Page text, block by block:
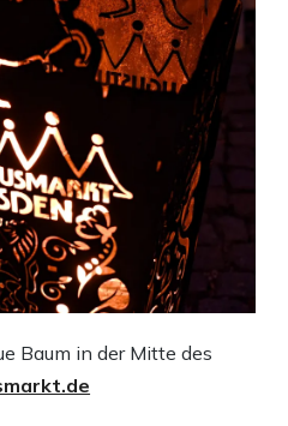
Baum in der Mitte des